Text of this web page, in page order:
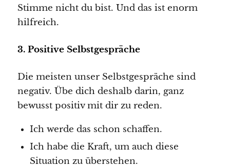
Stimme nicht du bist. Und das ist enorm
hilfreich.
3. Positive Selbstgespräche
Die meisten unser Selbstgespräche sind
negativ. Übe dich deshalb darin, ganz
bewusst positiv mit dir zu reden.
Ich werde das schon schaffen.
Ich habe die Kraft, um auch diese
Situation zu überstehen.